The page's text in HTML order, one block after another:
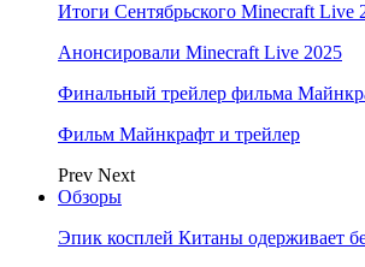
Итоги Сентябрьского Minecraft Live
Анонсировали Minecraft Live 2025
Финальный трейлер фильма
Фильм Майнкрафт и трейлер
Prev Next
Обзоры
Эпик косплей Китаны одерживает